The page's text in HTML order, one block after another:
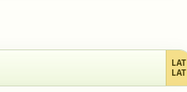
LAT
LAT